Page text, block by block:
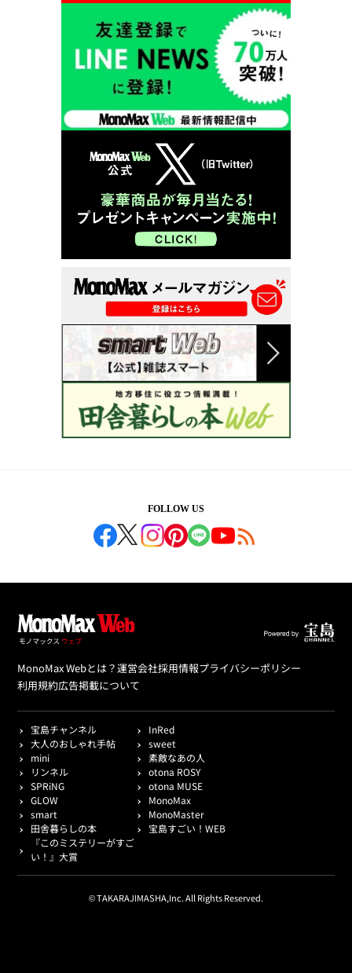
FOLLOW US
MonoMax Webとは？運営会社採用情報プライバシーポリシー
利用規約広告掲載について
宝島チャンネル
InRed
大人のおしゃれ手帖
sweet
mini
素敵なあの人
リンネル
otona ROSY
SPRiNG
otona MUSE
GLOW
MonoMax
smart
MonoMaster
田舎暮らしの本
宝島すごい！WEB
『このミステリーがすご
い！』大賞
© TAKARAJIMASHA,Inc. All Rights Reserved.